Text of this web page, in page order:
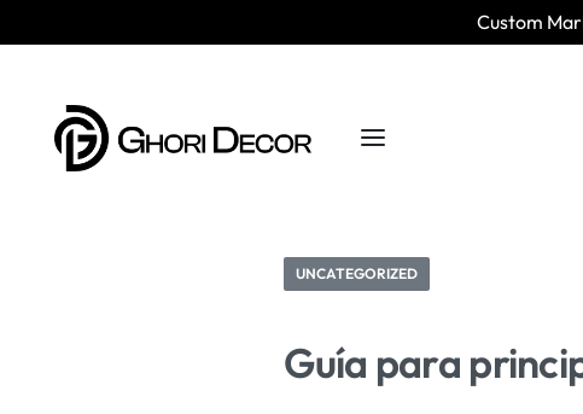
Custom
UNCATEGORIZED
Guía para